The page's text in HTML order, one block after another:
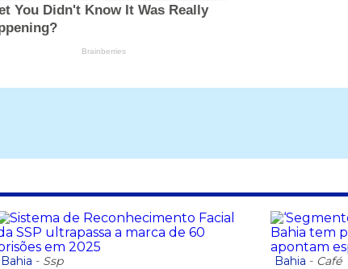
Bahia - Ssp Bahia - Café